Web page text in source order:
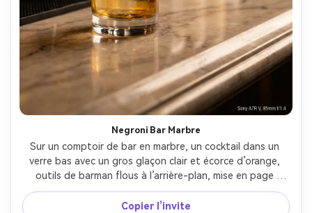
Negroni Bar Marbre
Sur un comptoir de bar en marbre, un cocktail dans un
verre bas avec un gros glaçon clair et écorce d’orange,
outils de barman flous à l’arrière-plan, mise en page
premium avec bloc titre audacieux et espace pour texte,
éclairage bar chaud avec lumière de contour subtile, Sony
Copier l’invite